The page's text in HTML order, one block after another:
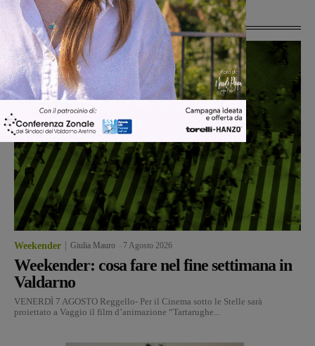
Ultime Notizie
Weekender Giulia Mauro 7 Agosto 2026
Weekender: cosa fare nel fine settimana in
Valdarno
VENERDÌ 7 AGOSTO Reggello- Per il Cinema sotto le Stelle sarà
proiettato a Vaggio il film d’animazione “Tartarughe...